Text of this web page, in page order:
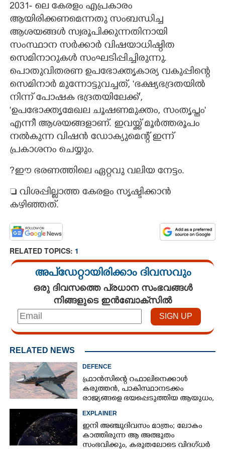
2031- ലെ കേരളം എപ്രകാരം
ആയിരിക്കണമെന്നതു സംബന്ധിച്ച
ആശയങ്ങൾ സ്വരൂപിക്കുന്നതിനായി
സംസ്ഥാന സർക്കാർ വിഷയാധിഷ്ഠിത
സെമിനാറുകൾ സംഘടിപ്പിച്ചിരുന്നു.
പൊതുവിതരണ ഉപഭോക്തൃകാര്യ വകുപ്പിന്റെ
സെമിനാർ മുന്നോട്ടുവച്ചത്,​ 'ഭക്ഷ്യഭദ്രതയിൽ
നിന്ന് പോഷക ഭദ്രതയിലേക്ക്',
'ഉപഭോക്തൃമേഖല ചൂഷണമുക്തം,​ സംതൃപ്തം'
എന്നീ ആശയങ്ങളാണ്. ഇവയ്ക്ക് മൂർത്തരൂപം
നൽകുന്ന വിഷൻ ഡോക്യുമെന്റ് ഇന്ന്
പ്രകാശനം ചെയ്യും.
?​ഈ ഭരണത്തിലെ ഏറ്റവു വലിയ നേട്ടം.
 വിശപ്പില്ലാത്ത കേരളം സൃഷ്ടിക്കാൻ
കഴിഞ്ഞത്.
RELATED TOPICS: 1
അപ്ഡേറ്റായിരിക്കാം ദിവസവും
ഒരു ദിവസത്തെ പ്രധാന സംഭവങ്ങൾ
നിങ്ങളുടെ ഇൻബോക്സിൽ
RELATED NEWS
DEFENCE
ഫ്രാൻസിന്റെ റഫാലിനെക്കാൾ
കരുത്തൻ,​ പാകിസ്ഥാനടക്കം
രാജ്യങ്ങളെ ഭയപ്പെടുത്തിയ ആയുധം,​
EXPLAINER
ഇനി അഞ്ചുദിവസം മാത്രം; ലോകം
കാത്തിരുന്ന ആ അത്ഭുതം
സംഭവിക്കും, കരുതലോടെ വിദഗ്ധർ
Share this link